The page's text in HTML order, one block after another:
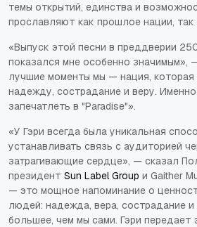
темы открытий, единства и
прославляют как прошлое нации,
«Выпуск этой песни в преддверии
показался мне особенно значимым»,
лучшие моменты мы — нация, которая
надежду, сострадание и веру.
запечатлеть в "Paradise"».
«У Гэри всегда была уникальная
устанавливать связь с аудиторией
затрагивающие сердце», — сказал
президент Sun Label Group и Gaither
— это мощное напоминание о
людей: надежда, вера, сострадание
большее, чем мы сами. Гэри передает